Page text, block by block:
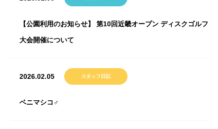
【公園利用のお知らせ】 第10回近畿オープン ディスクゴルフ
大会開催について
2026.02.05 スタッフ日記
ベニマシコ♂